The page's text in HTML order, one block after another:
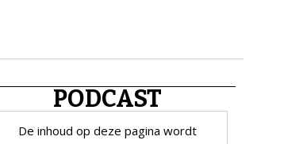
PODCAST
De inhoud op deze pagina wordt